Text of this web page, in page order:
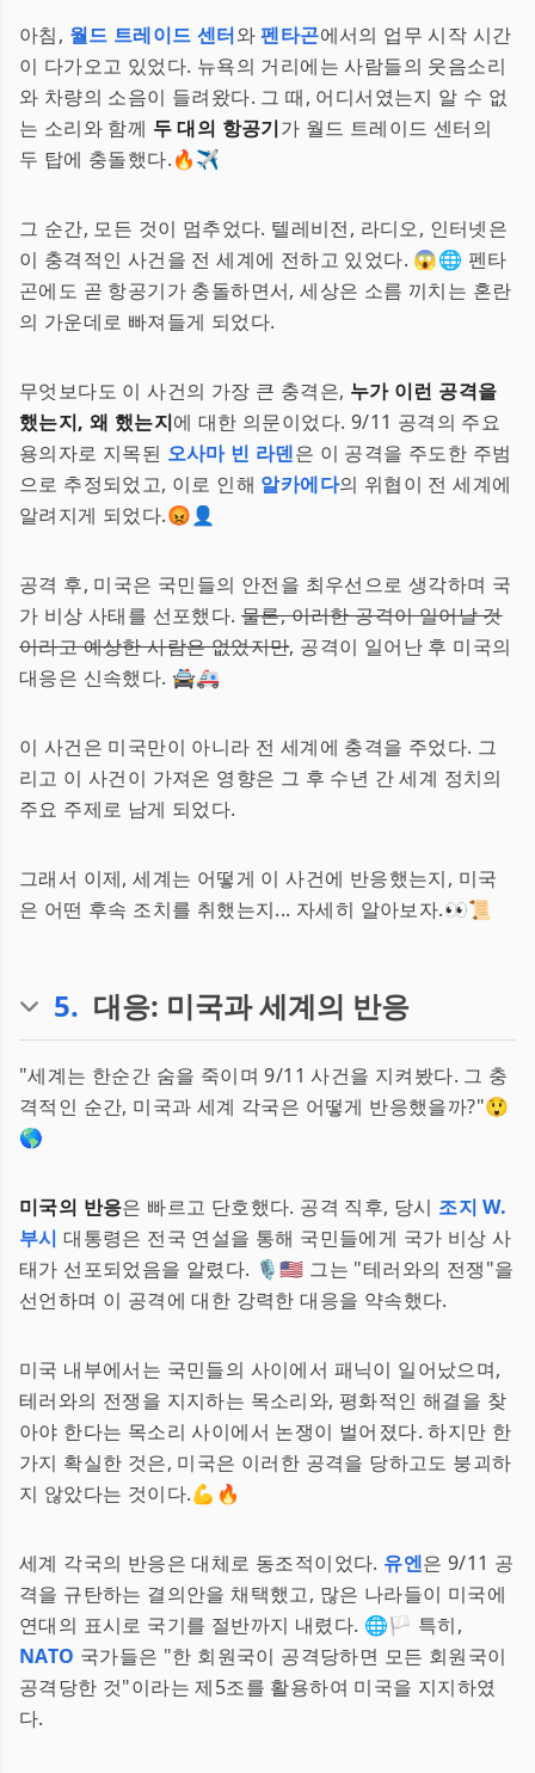
아침, 월드 트레이드 센터와펜타곤에서의 업무 시작 시간
이 다가오고 있었다. 뉴욕의 거리에는 사람들의 웃음소리
와 차량의 소음이 들려왔다. 그 때, 어디서였는지 알 수 없
는 소리와 함께 두 대의 항공기가 월드 트레이드 센터의
두 탑에 충돌했다.🔥✈️
그 순간, 모든 것이 멈추었다. 텔레비전, 라디오, 인터넷은
이 충격적인 사건을 전 세계에 전하고 있었다. 😱🌐 펜타
곤에도 곧 항공기가 충돌하면서, 세상은 소름 끼치는 혼란
의 가운데로 빠져들게 되었다.
무엇보다도 이 사건의 가장 큰 충격은, 누가 이런 공격을
했는지, 왜 했는지에 대한 의문이었다. 9/11 공격의 주요
용의자로 지목된 오사마 빈 라덴은 이 공격을 주도한 주범
으로 추정되었고, 이로 인해 알카에다의 위협이 전 세계에
알려지게 되었다.😡👤
공격 후, 미국은 국민들의 안전을 최우선으로 생각하며 국
가 비상 사태를 선포했다. 물론, 이러한 공격이 일어날 것
이라고 예상한 사람은 없었지만, 공격이 일어난 후 미국의
대응은 신속했다. 🚔🚑
이 사건은 미국만이 아니라 전 세계에 충격을 주었다. 그
리고 이 사건이 가져온 영향은 그 후 수년 간 세계 정치의
주요 주제로 남게 되었다.
그래서 이제, 세계는 어떻게 이 사건에 반응했는지, 미국
은 어떤 후속 조치를 취했는지... 자세히 알아보자.👀📜
5. 대응: 미국과 세계의 반응
"세계는 한순간 숨을 죽이며 9/11 사건을 지켜봤다. 그 충
격적인 순간, 미국과 세계 각국은 어떻게 반응했을까?"😲
🌎
미국의 반응은 빠르고 단호했다. 공격 직후, 당시 조지 W.
부시 대통령은 전국 연설을 통해 국민들에게 국가 비상 사
태가 선포되었음을 알렸다. 🎙️🇺🇸 그는 "테러와의 전쟁"을
선언하며 이 공격에 대한 강력한 대응을 약속했다.
미국 내부에서는 국민들의 사이에서 패닉이 일어났으며,
테러와의 전쟁을 지지하는 목소리와, 평화적인 해결을 찾
아야 한다는 목소리 사이에서 논쟁이 벌어졌다. 하지만 한
가지 확실한 것은, 미국은 이러한 공격을 당하고도 붕괴하
지 않았다는 것이다.💪🔥
세계 각국의 반응은 대체로 동조적이었다. 유엔은 9/11 공
격을 규탄하는 결의안을 채택했고, 많은 나라들이 미국에
연대의 표시로 국기를 절반까지 내렸다. 🌐🏳️ 특히,
NATO 국가들은 "한 회원국이 공격당하면 모든 회원국이
공격당한 것"이라는 제5조를 활용하여 미국을 지지하였
다.